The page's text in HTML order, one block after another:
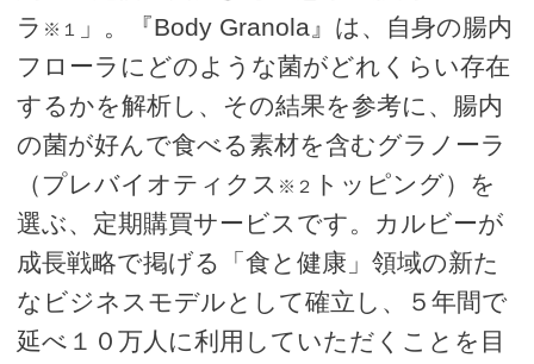
ラ ※１
」。『Body Granola』は、自身の腸内
フローラにどのような菌がどれくらい存在
するかを解析し、その結果を参考に、腸内
の菌が好んで食べる素材を含むグラノーラ
（プレバイオティクス ※２
トッピング）を
選ぶ、定期購買サービスです。カルビーが
成長戦略で掲げる「食と健康」領域の新た
なビジネスモデルとして確立し、５年間で
延べ１０万人に利用していただくことを目